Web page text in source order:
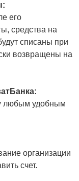
его
средства на
списаны при
возвращены на
любым удобным
организации
счет.